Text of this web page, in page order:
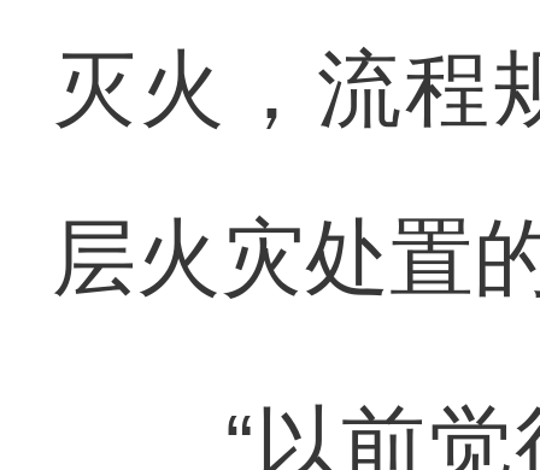
灭火，流程
层火灾处置
“以前觉